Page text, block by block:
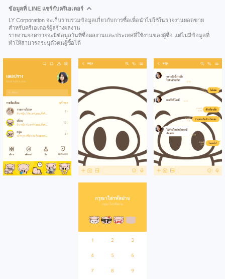
ข้อมูลที่ LINE แชร์กับครีเอเตอร์
LY Corporation จะเก็บรวบรวมข้อมูลเกี่ยวกับการซื้อเพื่อนำไปใช้ในรายงานยอดขาย
สำหรับครีเอเตอร์ผู้สร้างผลงาน
รายงานยอดขายจะมีข้อมูลวันที่ซื้อผลงานและประเทศที่ใช้งานของผู้ซื้อ แต่ไม่มีข้อมูลที่
ทำให้สามารถระบุตัวตนผู้ซื้อได้